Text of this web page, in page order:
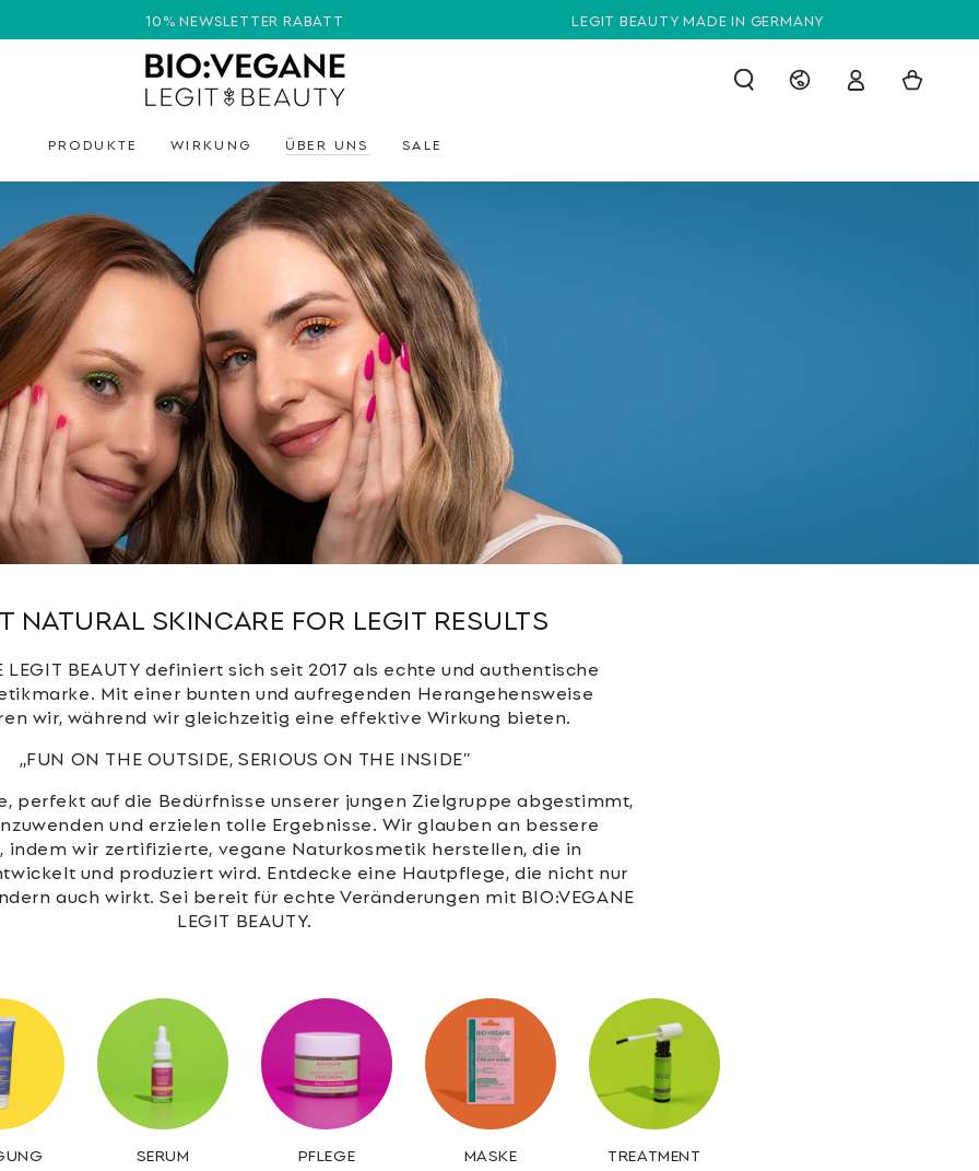
10% NEWSLETTER RABATT LEGIT BEAUTY MADE IN GERMANY
PRODUKTE WIRKUNG ÜBER UNS SALE
Sprache
DEUTSCHEinloggenWarenkorb
NATURAL SKINCARE FOR LEGIT RESULTS
LEGIT BEAUTY definiert sich seit 2017 als echte und authentische
Mit einer bunten und aufregenden Herangehensweise
wir, während wir gleichzeitig eine effektive Wirkung bieten.
„FUN ON THE OUTSIDE, SERIOUS ON THE INSIDE”
perfekt auf die Bedürfnisse unserer jungen Zielgruppe abgestimmt,
und erzielen tolle Ergebnisse. Wir glauben an bessere
indem wir zertifizierte, vegane Naturkosmetik herstellen, die in
und produziert wird. Entdecke eine Hautpflege, die nicht nur
auch wirkt. Sei bereit für echte Veränderungen mit BIO:VEGANE
LEGIT BEAUTY.
SERUM PFLEGE MASKE TREATMENT